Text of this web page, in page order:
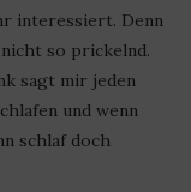
interessiert. Denn
so prickelnd.
sagt mir jeden
und wenn
schlaf doch